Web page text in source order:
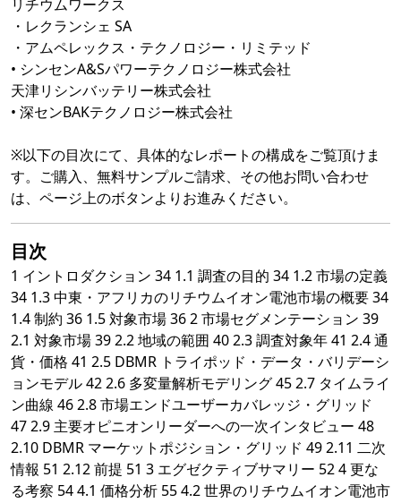
リチウムワークス
・レクランシェ SA
・アムペレックス・テクノロジー・リミテッド
• シンセンA&Sパワーテクノロジー株式会社
天津リシンバッテリー株式会社
• 深センBAKテクノロジー株式会社
※以下の目次にて、具体的なレポートの構成をご覧頂けま
す。ご購入、無料サンプルご請求、その他お問い合わせ
は、ページ上のボタンよりお進みください。
目次
1 イントロダクション 34 1.1 調査の目的 34 1.2 市場の定義
34 1.3 中東・アフリカのリチウムイオン電池市場の概要 34
1.4 制約 36 1.5 対象市場 36 2 市場セグメンテーション 39
2.1 対象市場 39 2.2 地域の範囲 40 2.3 調査対象年 41 2.4 通
貨・価格 41 2.5 DBMR トライポッド・データ・バリデーシ
ョンモデル 42 2.6 多変量解析モデリング 45 2.7 タイムライ
ン曲線 46 2.8 市場エンドユーザーカバレッジ・グリッド
47 2.9 主要オピニオンリーダーへの一次インタビュー 48
2.10 DBMR マーケットポジション・グリッド 49 2.11 二次
情報 51 2.12 前提 51 3 エグゼクティブサマリー 52 4 更な
る考察 54 4.1 価格分析 55 4.2 世界のリチウムイオン電池市